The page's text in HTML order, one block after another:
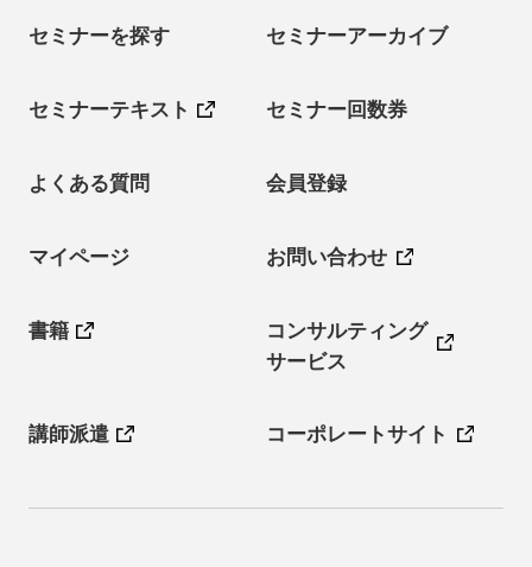
セミナーを探す セミナーアーカイブ
セミナーテキスト セミナー回数券
よくある質問 会員登録
マイページ お問い合わせ
書籍
コンサルティング
サービス
講師派遣 コーポレートサイト